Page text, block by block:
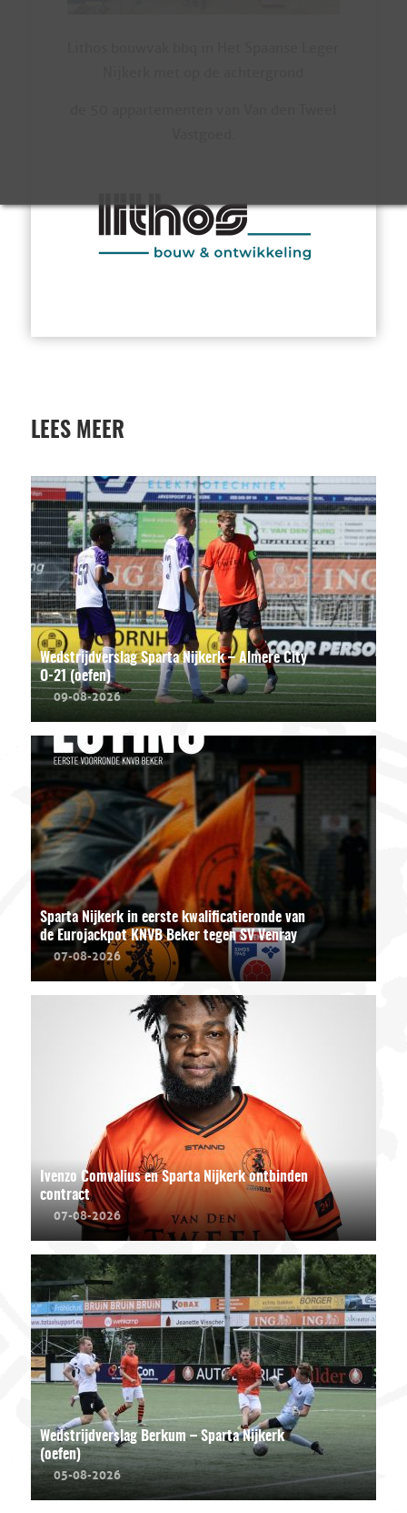
LEES MEER
Wedstrijdverslag Sparta Nijkerk – Almere City
O-21 (oefen)
09-08-2026
Sparta Nijkerk in eerste kwalificatieronde van
de Eurojackpot KNVB Beker tegen SV Venray
07-08-2026
Ivenzo Comvalius en Sparta Nijkerk ontbinden
contract
07-08-2026
Wedstrijdverslag Berkum – Sparta Nijkerk
(oefen)
05-08-2026